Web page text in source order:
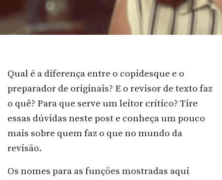
Qual é a diferença entre o copidesque e o
preparador de originais? E o revisor de texto faz
o quê? Para que serve um leitor crítico? Tire
essas dúvidas neste post e conheça um pouco
mais sobre quem faz o que no mundo da
revisão.
Os nomes para as funções mostradas aqui